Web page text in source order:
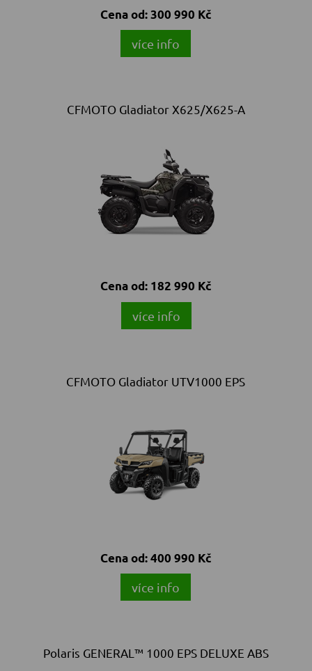
Cena od:300 990 Kč
více info
CFMOTO Gladiator X625/X625-A
Cena od: 182 990 Kč
více info
CFMOTO Gladiator UTV1000 EPS
Cena od:400 990 Kč
více info
Polaris GENERAL™ 1000 EPS DELUXE ABS